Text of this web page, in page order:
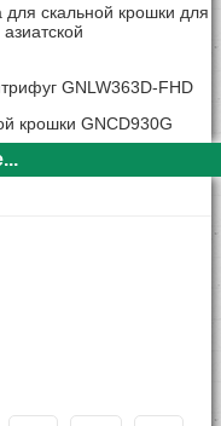
скальной крошки для
GNLW363D-FHD
GNCD930G